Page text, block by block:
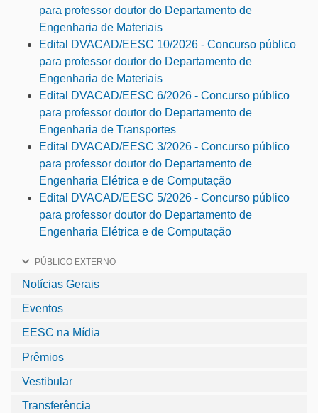
para professor doutor do Departamento de
Engenharia de Materiais
Edital DVACAD/EESC 10/2026 - Concurso público
para professor doutor do Departamento de
Engenharia de Materiais
Edital DVACAD/EESC 6/2026 - Concurso público
para professor doutor do Departamento de
Engenharia de Transportes
Edital DVACAD/EESC 3/2026 - Concurso público
para professor doutor do Departamento de
Engenharia Elétrica e de Computação
Edital DVACAD/EESC 5/2026 - Concurso público
para professor doutor do Departamento de
Engenharia Elétrica e de Computação
PÚBLICO EXTERNO
Notícias Gerais
Eventos
EESC na Mídia
Prêmios
Vestibular
Transferência